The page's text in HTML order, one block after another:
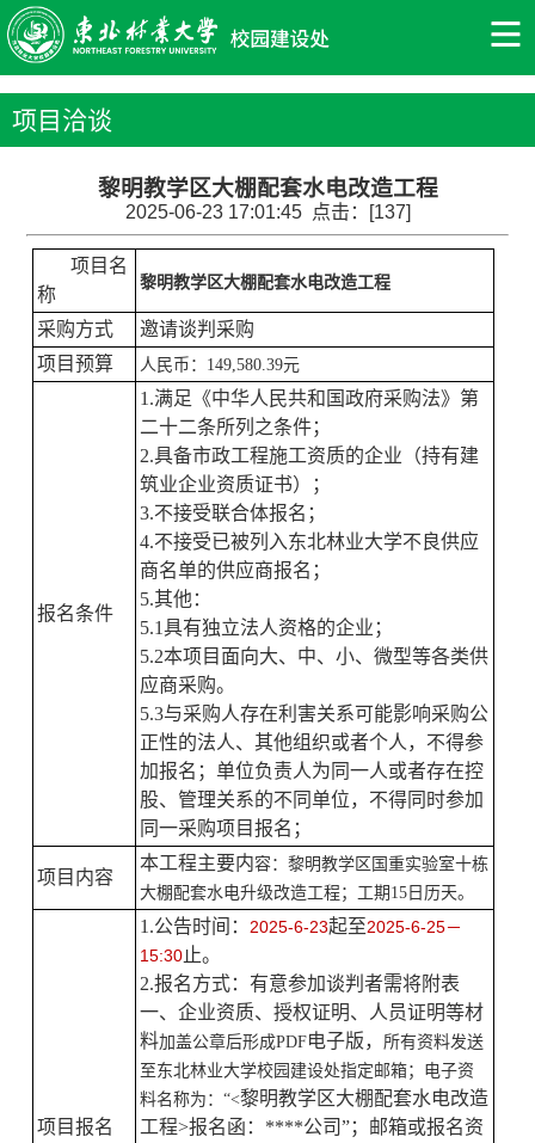
项目洽谈
黎明教学区大棚配套水电改造工程
2025-06-23 17:01:45 点击：[137]
项目名
称
黎明教学区大棚配套水电改造工程
采购方式
邀请谈判采购
项目预算
人民币： 149,580.39元
报名条件
1.满足《中华人民共和国政府采购法》第
二十二条所列之条件；
2.具备市政工程施工资质的企业 （持有建
筑业企业资质证书）；
3.不接受联合体报名；
4.不接受已被列入东北林业大学不良供应
商名单的供应商报名；
5.其他：
5.1具有独立法人资格的企业；
5.2本项目面向大、中、小、微型等各类供
应商采购。
5.3与采购人存在利害关系可能影响采购公
正性的法人、其他组织或者个人，不得参
加报名；单位负责人为同一人或者存在控
股、管理关系的不同单位，不得同时参加
同一采购项目报名；
项目内容
本工程主要内容：黎明教学区国重实验室十栋
大棚配套水电升级改造工程；工期 15日历天。
项目报名
1.公告时间： 2025-6-23起至2025-6-25－
15:30止。
2.报名方式：有意参加谈判者需将附表
一、企业资质、 授权证明、人员证明等材
料加盖公章后形成PDF电子版，
所有资料发送
至东北林业大学校园建设处指定邮箱；电子资
料名称为： “<黎明教学区大棚配套水电改造
工程>报名函：****公司”；邮箱或报名资